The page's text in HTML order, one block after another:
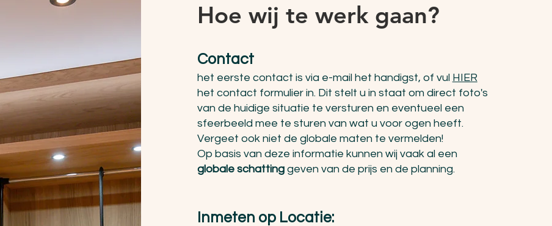
Hoe wij te werk gaan?
Contact
het eerste contact is via e-mail het handigst, of vul HIER
het contact formulier in. Dit stelt u in staat om direct foto's
van de huidige situatie te versturen en eventueel een
sfeerbeeld mee te sturen van wat u voor ogen heeft.
Vergeet ook niet de globale maten te vermelden!
Op basis van deze informatie kunnen wij vaak al een
globale schattinggeven van de prijs en de planning.
Inmeten op Locatie: